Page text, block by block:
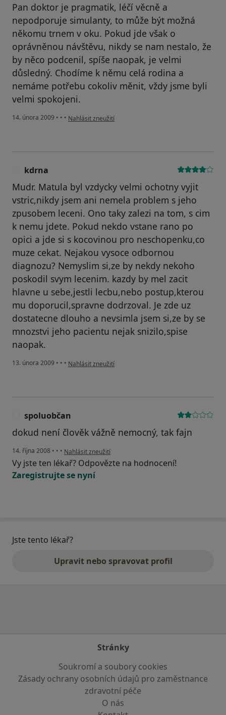
Pan doktor je pragmatik, léčí věcně a
nepodporuje simulanty, to může být možná
někomu trnem v oku. Pokud jde však o
oprávněnou návštěvu, nikdy se nam nestalo, že
by něco podcenil, spíše naopak, je velmi
důsledný. Chodíme k němu celá rodina a
nemáme potřebu cokoliv měnit, vždy jsme byli
velmi spokojeni.
14. února 2009 • • • podle názoru uživatele MB
Nahlásit zneužití
kdrna
Mudr. Matula byl vzdycky velmi ochotny vyjit
vstric,nikdy jsem ani nemela problem s jeho
zpusobem leceni. Ono taky zalezi na tom, s cim
k nemu jdete. Pokud nekdo vstane rano po
opici a jde si s kocovinou pro neschopenku,co
muze cekat. Nejakou vysoce odbornou
diagnozu? Nemyslim si,ze by nekdy nekoho
poskodil svym lecenim. kazdy by mel zacit
hlavne u sebe,jestli lecbu,nebo postup,kterou
mu doporucil,spravne dodrzoval. Je zde uz
dostatecne dlouho a nevsimla jsem si,ze by se
mnozstvi jeho pacientu nejak snizilo,spise
naopak.
13. února 2009 • • • podle názoru uživatele kdrna
Nahlásit zneužití
spoluobčan
dokud není člověk vážně nemocný, tak fajn
14. října 2008 • • • podle názoru uživatele spoluobčan
Nahlásit zneužití
Vy jste ten lékař? Odpovězte na hodnocení!
Zaregistrujte se nyní
Jste tento lékař?
Upravit nebo spravovat profil
Stránky
Soukromí a soubory cookies
Zásady ochrany osobních údajů pro zaměstnance
zdravotní péče
O nás